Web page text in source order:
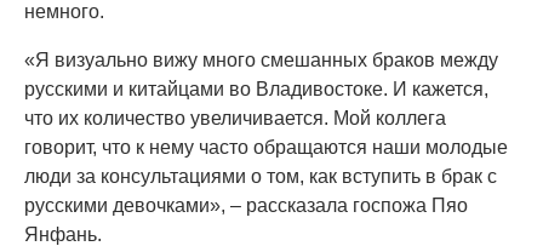
немного.
«Я визуально вижу много смешанных браков между
русскими и китайцами во Владивостоке. И кажется,
что их количество увеличивается. Мой коллега
говорит, что к нему часто обращаются наши молодые
люди за консультациями о том, как вступить в брак с
русскими девочками», – рассказала госпожа Пяо
Янфань.